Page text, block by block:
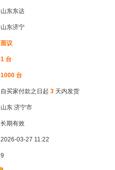
山东东达
山东济宁
面议
1 台
1000 台
自买家付款之日起 3 天内发货
山东 济宁市
长期有效
2026-03-27 11:22
9